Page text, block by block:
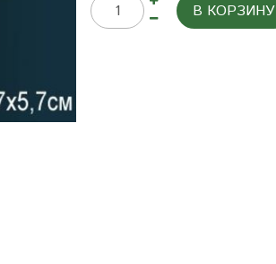
В КОРЗИНУ